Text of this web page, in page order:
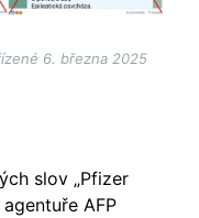
6. března 2025
slov „Pfizer
AFP